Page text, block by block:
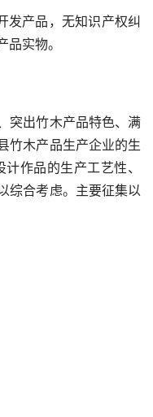
发产品，无知识产权纠
实物。
突出竹木产品特色、满
竹木产品生产企业的生
作品的生产工艺性、
综合考虑。主要征集以